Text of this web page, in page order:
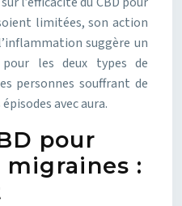
limitées, son action
suggère un
les deux types de
personnes souffrant de
avec aura.
pour
: